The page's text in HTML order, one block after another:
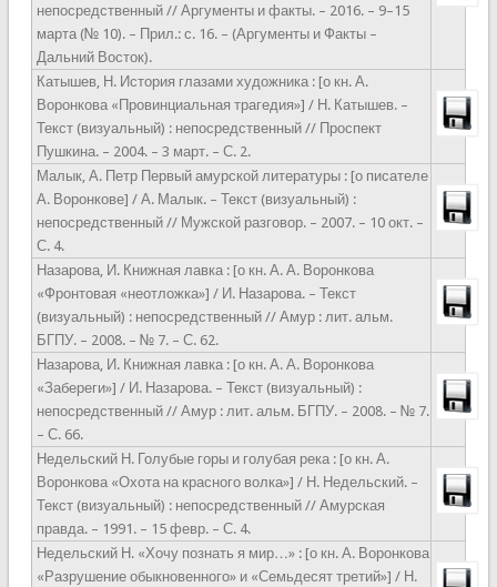
непосредственный // Аргументы и факты. – 2016. – 9–15
марта (№ 10). – Прил.: с. 16. – (Аргументы и Факты –
Дальний Восток).
Катышев, Н. История глазами художника : [о кн. А.
Воронкова «Провинциальная трагедия»] / Н. Катышев. –
Текст (визуальный) : непосредственный // Проспект
Пушкина. – 2004. – 3 март. – С. 2.
Малык, А. Петр Первый амурской литературы : [о писателе
А. Воронкове] / А. Малык. – Текст (визуальный) :
непосредственный // Мужской разговор. – 2007. – 10 окт. –
С. 4.
Назарова, И. Книжная лавка : [о кн. А. А. Воронкова
«Фронтовая «неотложка»] / И. Назарова. – Текст
(визуальный) : непосредственный // Амур : лит. альм.
БГПУ. – 2008. – № 7. – С. 62.
Назарова, И. Книжная лавка : [о кн. А. А. Воронкова
«Забереги»] / И. Назарова. – Текст (визуальный) :
непосредственный // Амур : лит. альм. БГПУ. – 2008. – № 7.
– С. 66.
Недельский Н. Голубые горы и голубая река : [о кн. А.
Воронкова «Охота на красного волка»] / Н. Недельский. –
Текст (визуальный) : непосредственный // Амурская
правда. – 1991. – 15 февр. – С. 4.
Недельский Н. «Хочу познать я мир…» : [о кн. А. Воронкова
«Разрушение обыкновенного» и «Семьдесят третий»] / Н.